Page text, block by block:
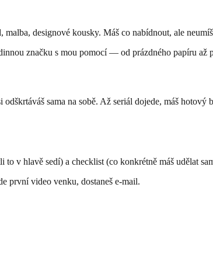
designové kousky. Máš co nabídnout, ale
značku s mou pomocí — od prázdného papíru až
sama na sobě. Až seriál dojede, máš
v hlavě sedí) a checklist (co konkrétně máš udělat
první video venku, dostaneš e-mail.